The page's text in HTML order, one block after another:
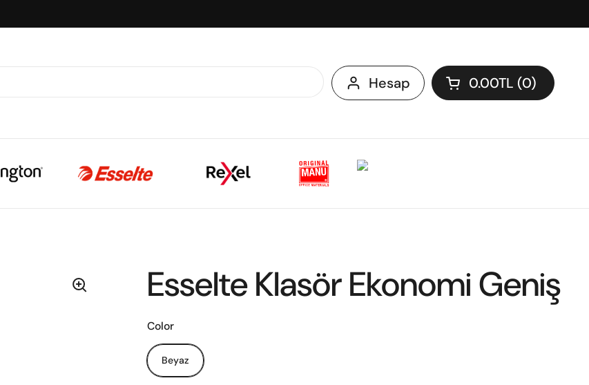
Hesap Sepeti aç
0.00TL 0
Esselte Klasör Ekonomi Geniş
Color
Beyaz